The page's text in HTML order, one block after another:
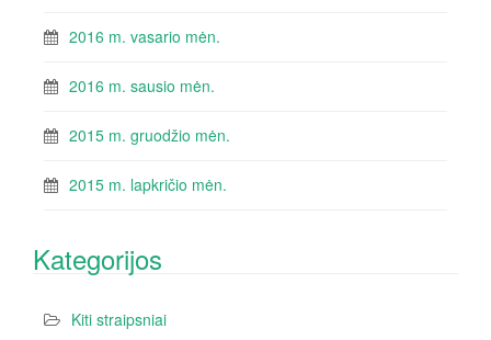
2016 m. vasario mėn.
2016 m. sausio mėn.
2015 m. gruodžio mėn.
2015 m. lapkričio mėn.
Kategorijos
Kiti straipsniai